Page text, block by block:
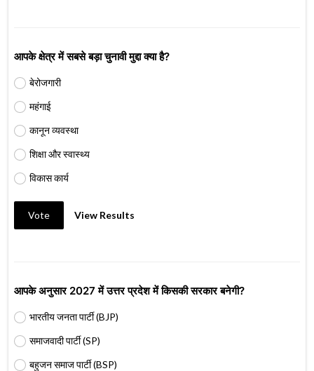
आपके क्षेत्र में सबसे बड़ा चुनावी मुद्दा क्या है?
बेरोजगारी
महंगाई
कानून व्यवस्था
शिक्षा और स्वास्थ्य
विकास कार्य
Vote View Results
आपके अनुसार 2027 में उत्तर प्रदेश में किसकी सरकार बनेगी?
भारतीय जनता पार्टी (BJP)
समाजवादी पार्टी (SP)
बहुजन समाज पार्टी (BSP)